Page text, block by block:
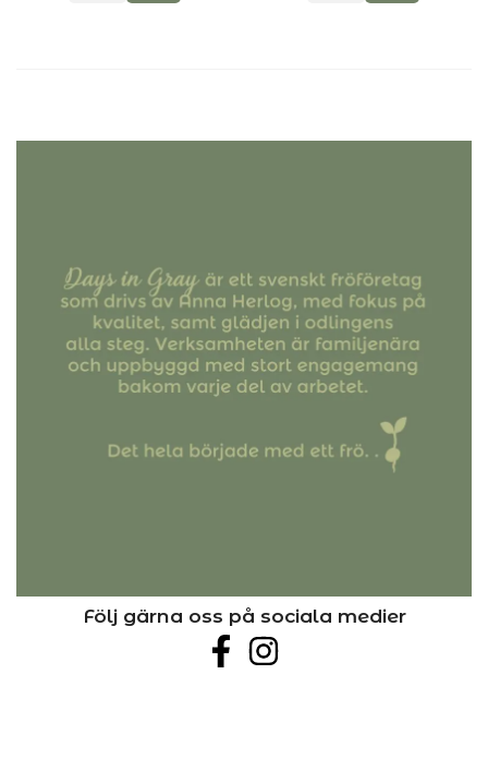
Följ gärna oss på sociala medier